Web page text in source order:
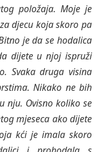
položaja. Moje je
djecu koja skoro pa
je da se hodalica
dijete u njoj ispruži
Svaka druga visina
Nikako ne bih
nju. Ovisno koliko se
mjeseca ako dijete
kći je imala skoro